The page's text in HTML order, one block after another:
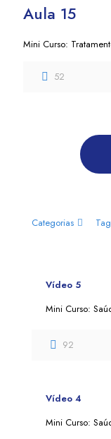
Aula 15
Mini Curso:
52
Categorias
Vídeo 5
Mini Curso:
92
Vídeo 4
Mini Curso: